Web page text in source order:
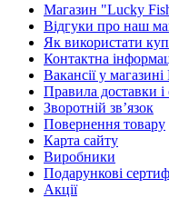
Магазин "Lucky
Відгуки про наш
Як використати
Контактна
Вакансії у
Правила доставки і
Зворотній зв’язок
Повернення товару
Карта сайту
Виробники
Подарункові
Акції